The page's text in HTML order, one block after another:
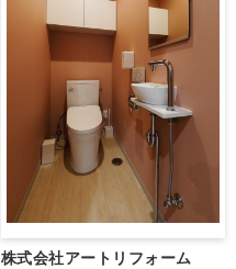
株式会社アートリフォーム